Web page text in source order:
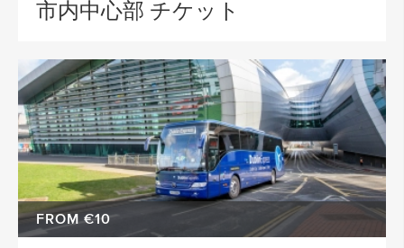
市内中心部 チケット
FROM €10